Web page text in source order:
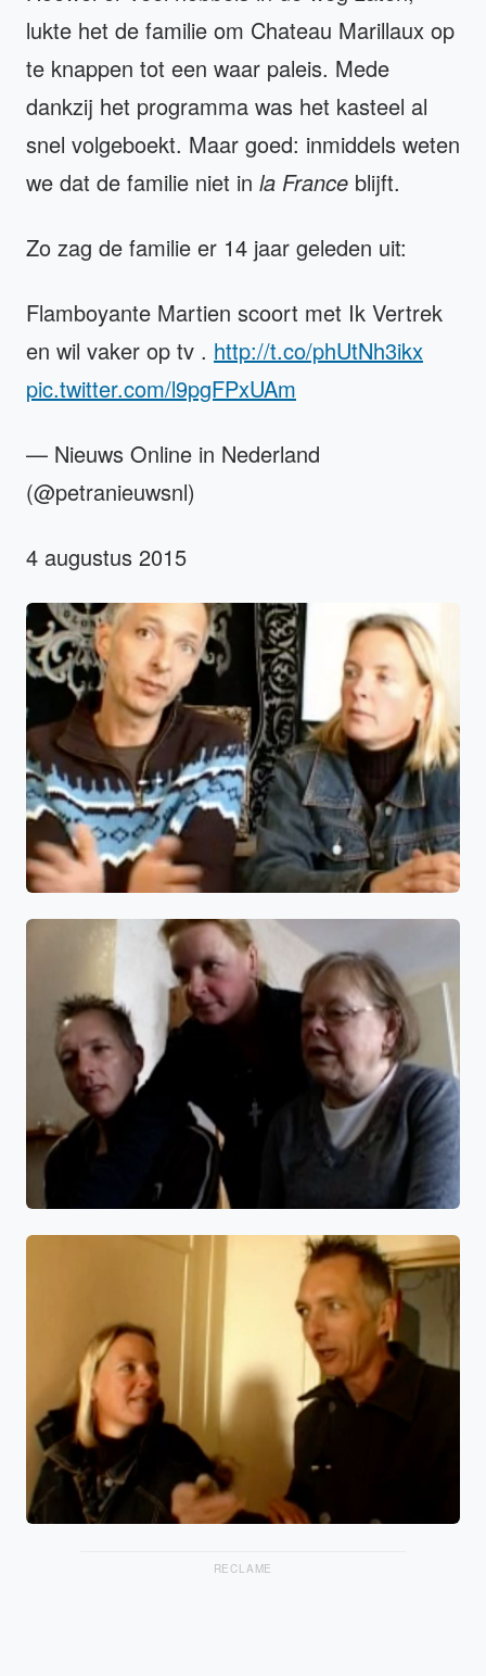
lukte het de familie om Chateau Marillaux op
te knappen tot een waar paleis. Mede
dankzij het programma was het kasteel al
snel volgeboekt. Maar goed: inmiddels weten
we dat de familie niet in la France blijft.
Zo zag de familie er 14 jaar geleden uit:
Flamboyante Martien scoort met Ik Vertrek
en wil vaker op tv . http://t.co/phUtNh3ikx
pic.twitter.com/l9pgFPxUAm
— Nieuws Online in Nederland
(@petranieuwsnl)
4 augustus 2015
RECLAME